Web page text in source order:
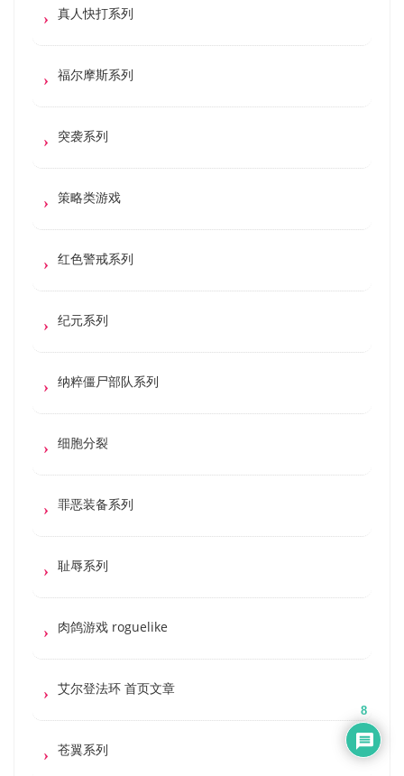
真人快打系列
福尔摩斯系列
突袭系列
策略类游戏
红色警戒系列
纪元系列
纳粹僵尸部队系列
细胞分裂
罪恶装备系列
耻辱系列
肉鸽游戏 roguelike
艾尔登法环 首页文章
苍翼系列
8